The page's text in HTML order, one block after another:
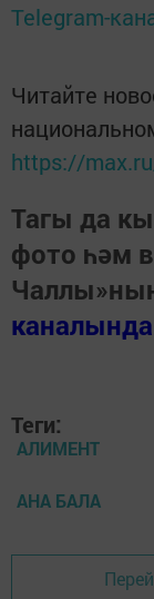
Telegram-
Читайте
https://
Тагы да
фото һәм
каналында
Теги:
АЛИМЕНТ
АНА БАЛА